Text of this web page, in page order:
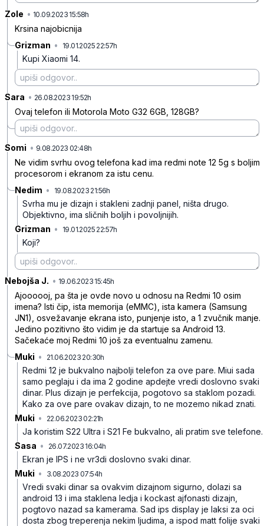
Zole • 10.09.2023 15:58h
Krsina najobicnija
Grizman • 19.01.2025 22:57h
Kupi Xiaomi 14.
Sara • 26.08.2023 19:52h
Ovaj telefon ili Motorola Moto G32 6GB, 128GB?
Somi • 9.08.2023 02:48h
Ne vidim svrhu ovog telefona kad ima redmi note 12 5g s boljim
procesorom i ekranom za istu cenu.
Nedim • 19.08.2023 21:56h
Svrha mu je dizajn i stakleni zadnji panel, ništa drugo.
Objektivno, ima sličnih boljih i povoljnijih.
Grizman • 19.01.2025 22:57h
Koji?
Nebojša J. • 19.06.2023 15:45h
Ajoooooj, pa šta je ovde novo u odnosu na Redmi 10 osim
imena? Isti čip, ista memorija (eMMC), ista kamera (Samsung
JN1), osvežavanje ekrana isto, punjenje isto, a 1 zvučnik manje.
Jedino pozitivno što vidim je da startuje sa Android 13.
Sačekaće moj Redmi 10 još za eventualnu zamenu.
Muki • 21.06.2023 20:30h
Redmi 12 je bukvalno najbolji telefon za ove pare. Miui sada
samo peglaju i da ima 2 godine apdejte vredi doslovno svaki
dinar. Plus dizajn je perfekcija, pogotovo sa staklom pozadi.
Kako za ove pare ovakav dizajn, to ne mozemo nikad znati.
Muki • 22.06.2023 02:21h
Ja koristim S22 Ultra i S21 Fe bukvalno, ali pratim sve telefone.
Sasa • 26.07.2023 16:04h
Ekran je IPS i ne vr3di doslovno svaki dinar.
Muki • 3.08.2023 07:54h
Vredi svaki dinar sa ovakvim dizajnom sigurno, dolazi sa
android 13 i ima staklena ledja i kockast ajfonasti dizajn,
pogtovo nazad sa kamerama. Sad ips display je laksi za oci
dosta zbog treperenja nekim ljudima, a ispod matt folije svaki